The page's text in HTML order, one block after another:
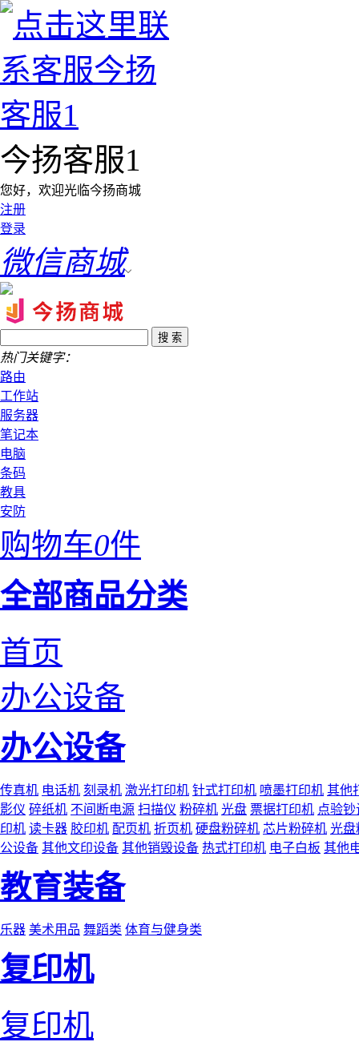
今扬客服1
您好，欢迎光临今扬商城
注册
登录
微信商城
热门关键字：
路由
工作站
服务器
笔记本
电脑
条码
教具
安防
购物车0件
全部商品分类
首页
办公设备
办公设备
传真机 电话机 刻录机 激光打印机 针式打印机 喷墨打印机 其他
影仪 碎纸机 不间断电源 扫描仪 粉碎机 光盘 票据打印机 点验钞
印机 读卡器 胶印机 配页机 折页机 硬盘粉碎机 芯片粉碎机 光盘
公设备 其他文印设备 其他销毁设备 热式打印机 电子白板 其他
教育装备
乐器 美术用品 舞蹈类 体育与健身类
复印机
复印机